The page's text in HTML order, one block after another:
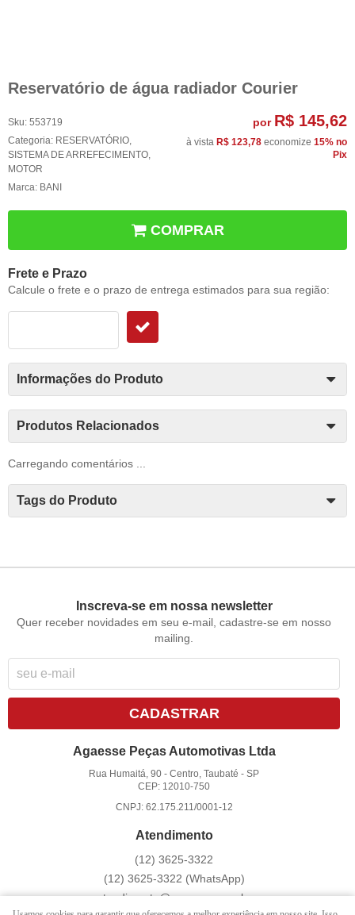
Reservatório de água radiador Courier
Sku: 553719
Categoria: RESERVATÓRIO,
SISTEMA DE ARREFECIMENTO,
MOTOR
Marca: BANI
por R$ 145,62
à vista R$ 123,78 economize 15% no
Pix
COMPRAR
Frete e Prazo
Calcule o frete e o prazo de entrega estimados para sua região:
Informações do Produto
Produtos Relacionados
Carregando comentários ...
Tags do Produto
Inscreva-se em nossa newsletter
Quer receber novidades em seu e-mail, cadastre-se em nosso
mailing.
CADASTRAR
Agaesse Peças Automotivas Ltda
Rua Humaitá, 90 -Centro, Taubaté -SP
CEP: 12010-750
CNPJ: 62.175.211/0001-12
Atendimento
(12) 3625-3322
(12) 3625-3322 (WhatsApp)
atendimento@agaesse.com.br